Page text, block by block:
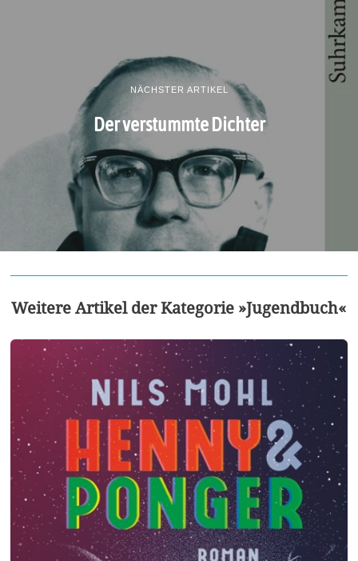
NÄCHSTER ARTIKEL
Der verstummte Dichter
Weitere Artikel der Kategorie »Jugendbuch«